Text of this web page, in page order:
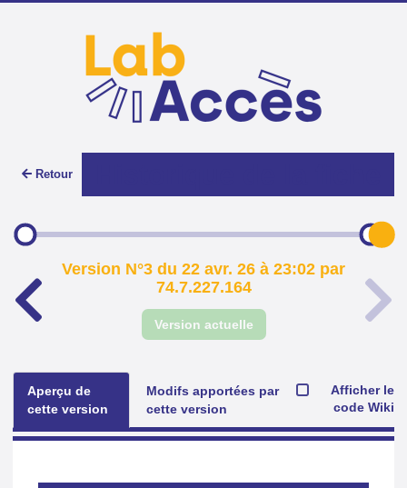
Retour
Version N°3 du 22 avr. 26 à 23:02 par
74.7.227.164
Version actuelle
Aperçu de
cette version
Modifs apportées par
cette version
Afficher le
code Wiki